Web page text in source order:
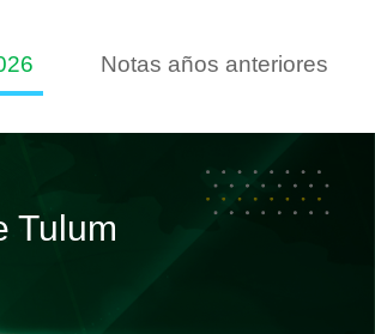
Notas años anteriores
Tulum